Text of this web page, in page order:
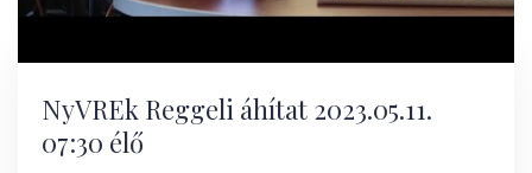
NyVREk Reggeli áhítat 2023.05.11.
07:30 élő